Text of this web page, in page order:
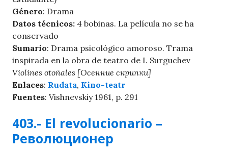
Género: Drama
Datos técnicos: 4 bobinas. La película no se ha
conservado
Sumario: Drama psicológico amoroso. Trama
inspirada en la obra de teatro de I. Surguchev
Violines otoñales [Осенние скрипки]
Enlaces: Rudata, Kino-teatr
Fuentes: Vishnevskiy 1961, p. 291
403.- El revolucionario –
Революционер